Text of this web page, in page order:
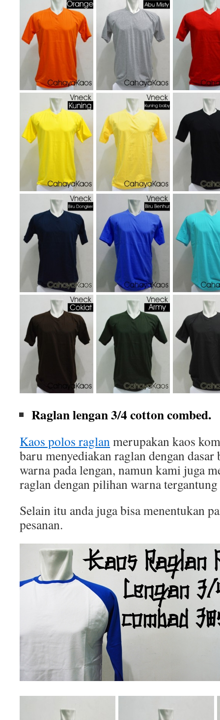
Raglan lengan 3/4 cotton combed.
Kaos polos raglan merupakan kaos
baru menyediakan raglan dengan
warna pada lengan, namun kami juga
raglan dengan pilihan warna tergantung
Selain itu anda juga bisa menentukan
pesanan.